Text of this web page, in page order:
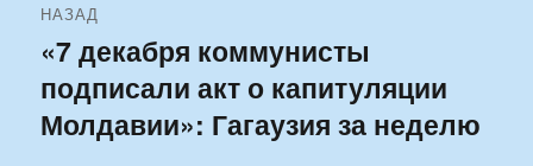
по
записям
НАЗАД
Предыдущая
запись:
«7 декабря коммунисты
подписали акт о капитуляции
Молдавии»: Гагаузия за неделю